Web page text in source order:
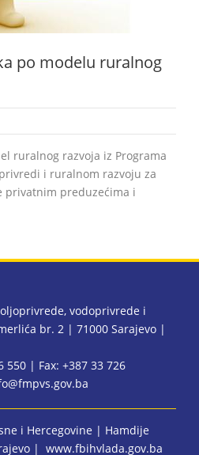
po modelu ruralnog
ruralnog razvoja iz Programa
i ruralnom razvoju za
privatnim preduzećima i
vodoprivrede i
br. 2 | 71000 Sarajevo |
550 | Fax: +387 33 726
i Hercegovine | Hamdije
| www.fbihvlada.gov.ba